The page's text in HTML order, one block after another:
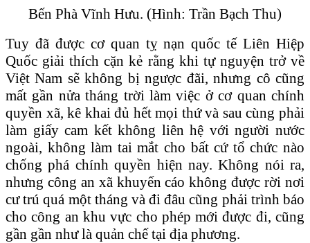
Bến Phà Vĩnh Hưu. (Hình: Trần Bạch Thu)
Tuy đã được cơ quan tỵ nạn quốc tế Liên Hiệp
Quốc giải thích cặn kẻ rằng khi tự nguyện trở về
Việt Nam sẽ không bị ngược đãi, nhưng cô cũng
mất gần nửa tháng trời làm việc ở cơ quan chính
quyền xã, kê khai đủ hết mọi thứ và sau cùng phải
làm giấy cam kết không liên hệ với người nước
ngoài, không làm tai mắt cho bất cứ tổ chức nào
chống phá chính quyền hiện nay. Không nói ra,
nhưng công an xã khuyến cáo không được rời nơi
cư trú quá một tháng và đi đâu cũng phải trình báo
cho công an khu vực cho phép mới được đi, cũng
gần gần như là quản chế tại địa phương.